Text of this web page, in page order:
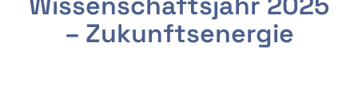
– Zukunftsenergie